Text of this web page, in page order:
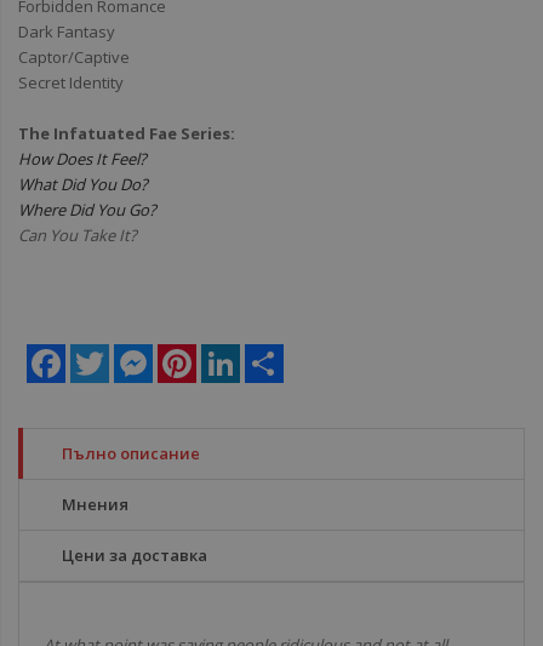
Forbidden Romance
Dark Fantasy
Captor/Captive
Secret Identity
The Infatuated Fae Series:
How Does It Feel?
What Did You Do?
Where Did You Go?
Can You Take It?
Facebook
Twitter MessengerPinterestLinkedIn
Пълно описание
Мнения
Цени за доставка